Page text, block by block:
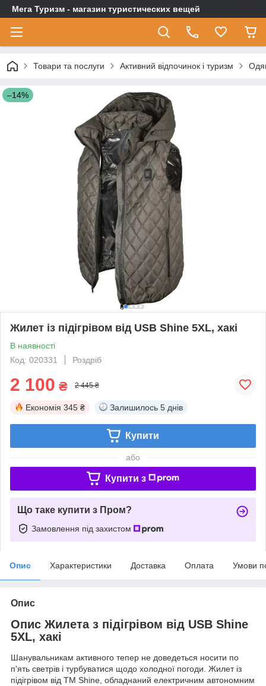
Мега Туризм - магазин туристических вещей
Товари та послуги Активний відпочинок і туризм
–14%
Жилет із підігрівом від USB Shine 5XL, хакі
В наявності
Код: 020331
Роздріб
2 100 ₴ 2 445 ₴
Економія 345 ₴ Залишилось 5 днів
Купити
або
Купити з
Що таке купити з Пром?
Замовлення під захистом
Опис Характеристики Доставка Оплата Умови
Опис
Опис Жилета з підігрівом від USB Shine
5XL, хакі
Шанувальникам активного тепер не доведеться носити по
п'ять светрів і турбуватися щодо холодної погоди. Жилет із
підігрівом від TM Shine, обладнаний електричним автономним